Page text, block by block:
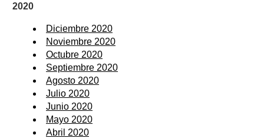
2020
Diciembre 2020
Noviembre 2020
Octubre 2020
Septiembre 2020
Agosto 2020
Julio 2020
Junio 2020
Mayo 2020
Abril 2020